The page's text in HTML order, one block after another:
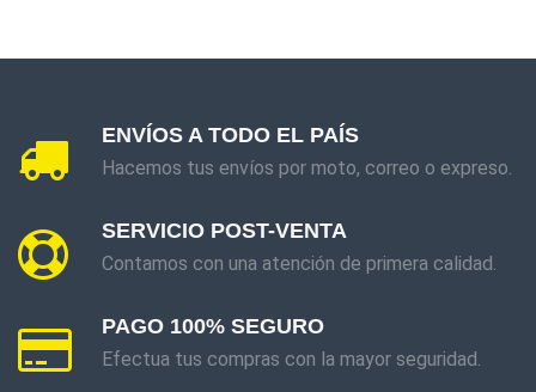
ADIABATIC
BARBERO
BRAVO
CERAMICRUZ
ENVÍOS A TODO EL PAÍS
Hacemos tus envíos por moto, correo o expreso.
SERVICIO POST-VENTA
Contamos con una atención de primera calidad.
PAGO 100% SEGURO
Efectua tus compras con la mayor seguridad.